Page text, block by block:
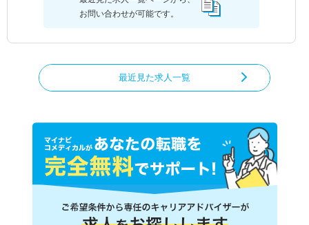
お問い合わせが可能です。
最近見た求人一覧